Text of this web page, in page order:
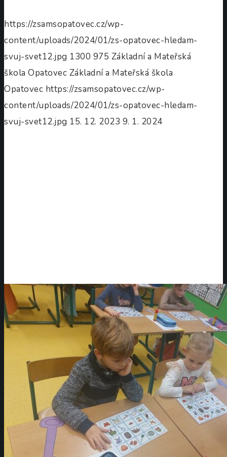
https://zsamsopatovec.cz/wp-
content/uploads/2024/01/zs-opatovec-hledam-
svuj-svet12.jpg 1300 975 Základní a Mateřská
škola Opatovec Základní a Mateřská škola
Opatovec https://zsamsopatovec.cz/wp-
content/uploads/2024/01/zs-opatovec-hledam-
svuj-svet12.jpg 15. 12. 2023 9. 1. 2024